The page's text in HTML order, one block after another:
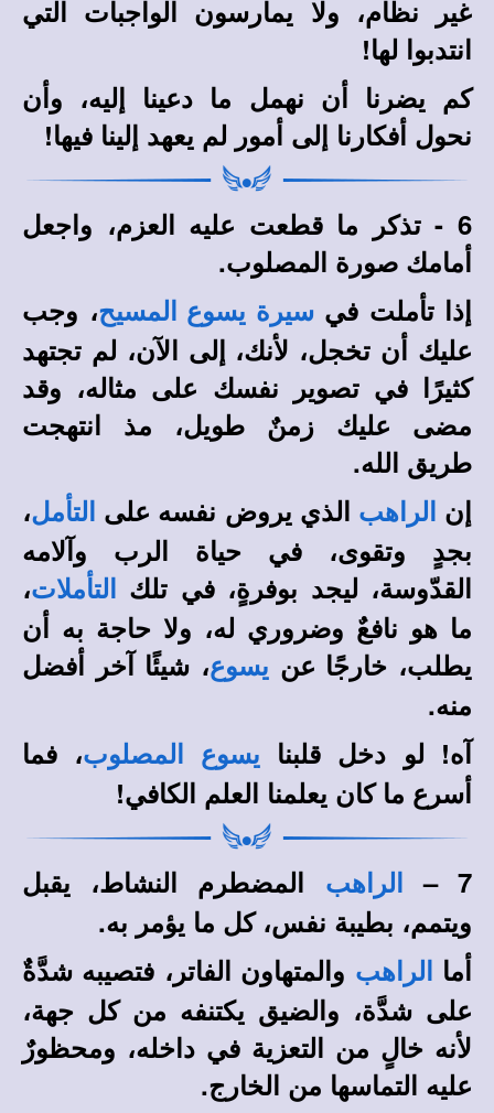
غير نظام، ولا يمارسون الواجبات التي
انتدبوا لها!
كم يضرنا أن نهمل ما دعينا إليه، وأن
نحول أفكارنا إلى أمور لم يعهد إلينا فيها!
6 - تذكر ما قطعت عليه العزم، واجعل
أمامك صورة المصلوب.
إذا تأملت فيسيرة يسوع المسيح، وجب
عليك أن تخجل، لأنك، إلى الآن، لم تجتهد
كثيرًا في تصوير نفسك على مثاله، وقد
مضى عليك زمنٌ طويل، مذ انتهجت
طريق الله.
إن
الراهب الذي يروض نفسه على التأمل،
بجدٍ وتقوى، في حياة الرب وآلامه
القدّوسة، ليجد بوفرةٍ، في تلك
التأملات،
ما هو نافعٌ وضروري له، ولا حاجة به أن
يطلب، خارجًا عن يسوع، شيئًا آخر أفضل
منه.
آه! لو دخل قلبنا
يسوع المصلوب، فما
أسرع ما كان يعلمنا العلم الكافي!
7 – الراهب
المضطرم النشاط، يقبل
ويتمم، بطيبة نفس، كل ما يؤمر به.
أما
الراهب والمتهاون الفاتر، فتصيبه شدَّةٌ
على شدَّة، والضيق يكتنفه من كل جهة،
لأنه خالٍ من التعزية في داخله، ومحظورٌ
عليه التماسها من الخارج.